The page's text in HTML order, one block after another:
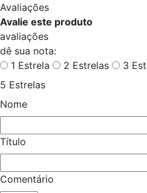
Avaliações
Avalie este produto
avaliações
dê sua nota:
1 Estrela
2 Estrelas 3
5 Estrelas
Nome
Título
Comentário